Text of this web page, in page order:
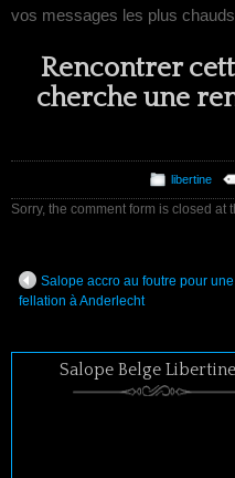
vos messages les plus
Rencontrer
cherche une
libertine
Sorry, the comment form is closed at
Salope accro au foutre pour une
fellation à Anderlecht
Salope Belge Libertine